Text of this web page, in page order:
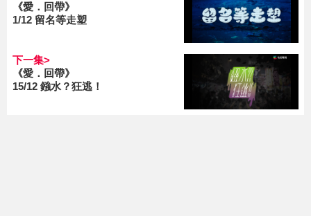
《愛．回帶》
1/12 留名等走塑
下一集>
《愛．回帶》
15/12 鏹水？狂逃！